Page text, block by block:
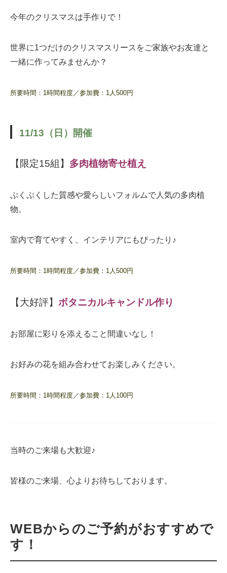
今年のクリスマスは手作りで！
世界に1つだけのクリスマスリースをご家族やお友達と
一緒に作ってみませんか？
所要時間：1時間程度／参加費：1人500円
11/13（日）開催
【限定15組】 多肉植物寄せ植え
ぷくぷくした質感や愛らしいフォルムで人気の多肉植
物。
室内で育てやすく、インテリアにもぴったり♪
所要時間：1時間程度／参加費：1人500円
【大好評】 ボタニカルキャンドル作り
お部屋に彩りを添えること間違いなし！
お好みの花を組み合わせてお楽しみください。
所要時間：1時間程度／参加費：1人100円
当時のご来場も大歓迎♪
皆様のご来場、心よりお待ちしております。
WEBからのご予約がおすすめで
す！